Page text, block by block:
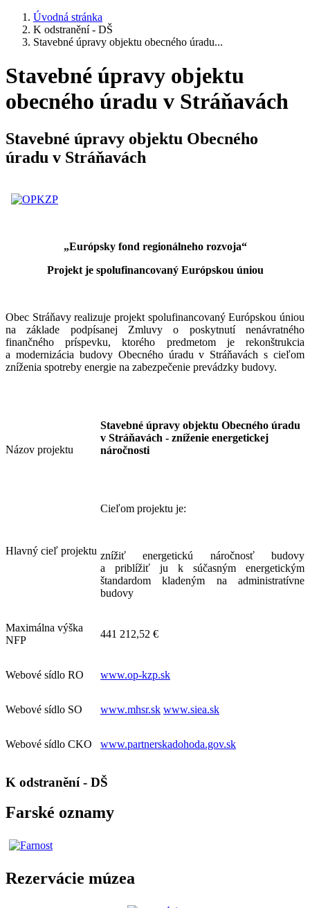
Úvodná stránka
K odstranění - DŠ
Stavebné úpravy objektu obecného úradu...
Stavebné úpravy objektu
obecného úradu v Stráňavách
Stavebné úpravy objektu Obecného
úradu v Stráňavách
„Európsky fond regionálneho rozvoja“
Projekt je spolufinancovaný Európskou úniou
Obec Stráňavy realizuje projekt spolufinancovaný Európskou úniou
na základe podpísanej Zmluvy o poskytnutí nenávratného
finančného príspevku, ktorého predmetom je rekonštrukcia
a modernizácia budovy Obecného úradu v Stráňavách s cieľom
zníženia spotreby energie na zabezpečenie prevádzky budovy.
Názov projektu
Stavebné úpravy objektu Obecného úradu
v Stráňavách - zníženie energetickej
náročnosti
Hlavný cieľ projektu
Cieľom projektu je:
znížiť energetickú náročnosť budovy
a priblížiť ju k súčasným energetickým
štandardom kladeným na administratívne
budovy
Maximálna výška
NFP
441 212,52 €
Webové sídlo RO www.op-kzp.sk
Webové sídlo SO www.mhsr.sk www.siea.sk
Webové sídlo CKO www.partnerskadohoda.gov.sk
K odstranění - DŠ
Farské oznamy
Rezervácie múzea